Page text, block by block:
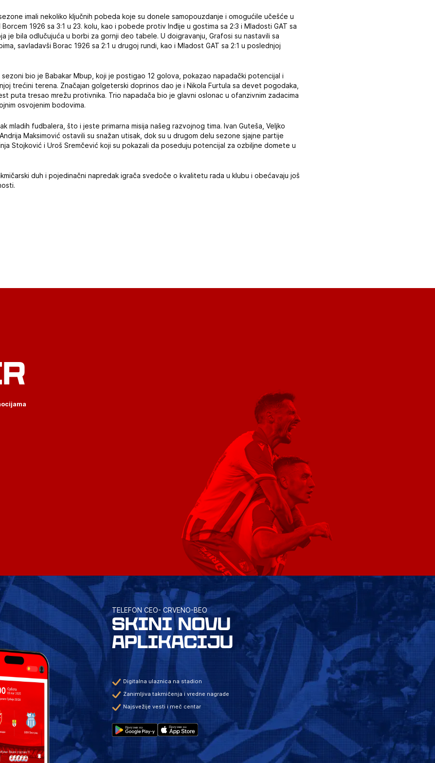
imali nekoliko ključnih pobeda koje su donele samopouzdanje i omogućile učešće u
1926 sa 3:1 u 23. kolu, kao i pobede protiv Inđije u gostima sa 2:3 i Mladosti GAT sa
je bila odlučujuća u borbi za gornji deo tabele. U doigravanju, Grafosi su nastavili sa
savladavši Borac 1926 sa 2:1 u drugoj rundi, kao i Mladost GAT sa 2:1 u poslednjoj
bio je Babakar Mbup, koji je postigao 12 golova, pokazao napadački potencijal i
trećini terena. Značajan golgeterski doprinos dao je i Nikola Furtula sa devet pogodaka,
puta tresao mrežu protivnika. Trio napadača bio je glavni oslonac u ofanzivnim zadacima
osvojenim bodovima.
mladih fudbalera, što i jeste primarna misija našeg razvojnog tima. Ivan Guteša, Veljko
Maksimović ostavili su snažan utisak, dok su u drugom delu sezone sjajne partije
Stojković i Uroš Sremčević koji su pokazali da poseduju potencijal za ozbiljne domete u
duh i pojedinačni napredak igrača svedoče o kvalitetu rada u klubu i obećavaju još
TELEFON CEO- CRVENO-BEO
SKINI NOVU
APLIKACIJU
Digitalna ulaznica na stadion
Zanimljiva takmičenja i vredne nagrade
Najsvežije vesti i meč centar